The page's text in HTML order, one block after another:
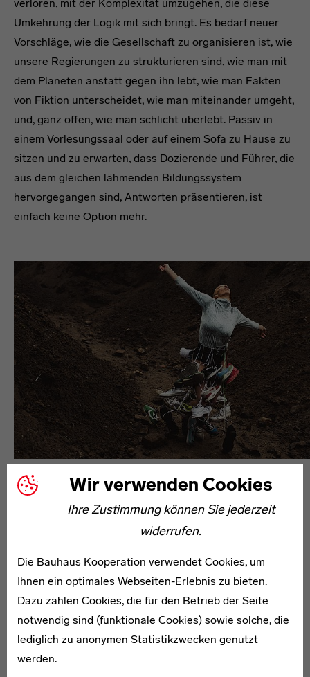
Wir verwenden Cookies
Ihre Zustimmung können Sie jederzeit
widerrufen.
Die Bauhaus Kooperation verwendet Cookies, um
Ihnen ein optimales Webseiten-Erlebnis zu bieten.
Dazu zählen Cookies, die für den Betrieb der Seite
notwendig sind (funktionale Cookies) sowie solche, die
lediglich zu anonymen Statistikzwecken genutzt
werden.
verloren, mit der Komplexität umzugehen, die diese
Umkehrung der Logik mit sich bringt. Es bedarf neuer
Vorschläge, wie die Gesellschaft zu organisieren ist, wie
unsere Regierungen zu strukturieren sind, wie man mit
dem Planeten anstatt gegen ihn lebt, wie man Fakten
von Fiktion unterscheidet, wie man miteinander umgeht,
und, ganz offen, wie man schlicht überlebt. Passiv in
einem Vorlesungssaal oder auf einem Sofa zu Hause zu
sitzen und zu erwarten, dass Dozierende und Führer, die
aus dem gleichen lähmenden Bildungssystem
hervorgegangen sind, Antworten präsentieren, ist
einfach keine Option mehr.
Ein Bildungsnetz
„Halletmek-Praktiken treten in vielen Staaten auf der
Straße auf: Kaputtes wird repariert, Gegenstände oder
Räume werden verändert, Dinge werden
zusammengeführt, es gibt Upcycling von Fundstücken
Antworten zu warten, ist für die
Studierenden von morgen keine